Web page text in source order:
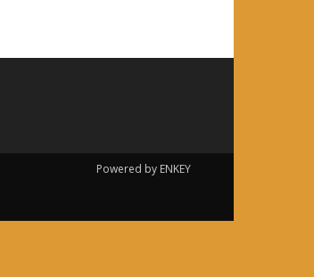
Powered by ENKEY